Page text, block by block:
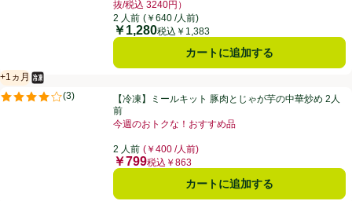
抜/税込 3240円）
お買い得品名：【ミールキット】よりどり3点購入ご
2 人前 (￥640 /人前)
価格
￥1,280税込￥1,383
カートに追加する
【冷凍】ミールキット 豚肉とじゃが芋の中華炒め 2人前
+1ヵ月
賞味・消費期限保証：1ヵ月
冷凍食品
(3)
評価は3件のレビューで5点中4.0点。【冷凍】ミールキット 豚肉とじゃが芋の中華炒め 2人
前
今週のおトクな！おすすめ品
2 人前 (￥400 /人前)
価格
￥799税込￥863
カートに追加する